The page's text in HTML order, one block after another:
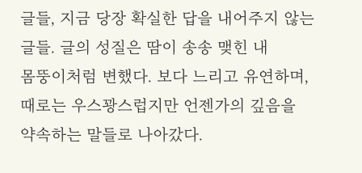
글들, 지금 당장 확실한 답을 내어주지 않는
글들. 글의 성질은 땀이 송송 맺힌 내
몸뚱이처럼 변했다. 보다 느리고 유연하며,
때로는 우스꽝스럽지만 언젠가의 깊음을
약속하는 말들로 나아갔다.